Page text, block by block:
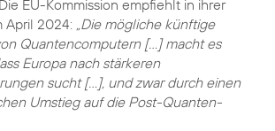
EU-Kommission empfiehlt in ihrer
April 2024: „Die mögliche künftige
Quantencomputern [...] macht es
Europa nach stärkeren
sucht […], und zwar durch einen
Umstieg auf die Post-Quanten-